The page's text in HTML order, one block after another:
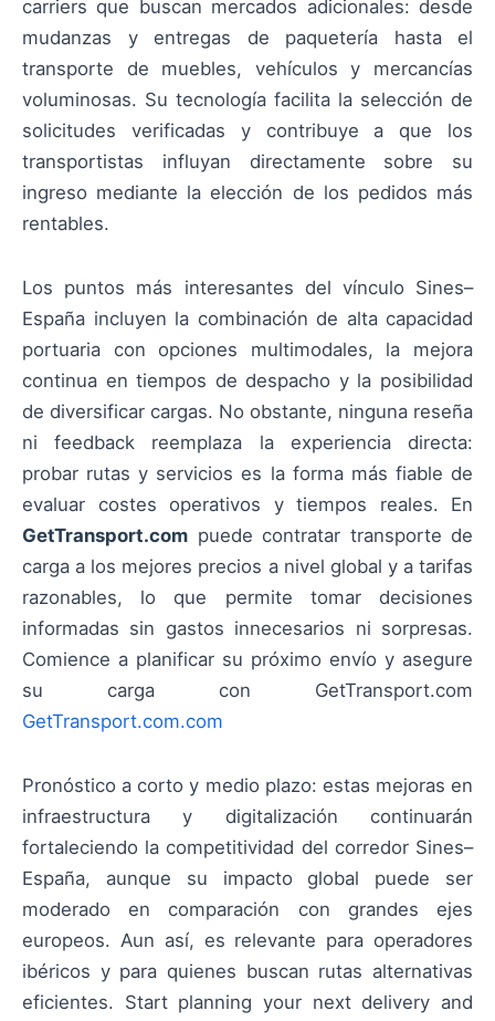
carriers que buscan mercados adicionales: desde
mudanzas y entregas de paquetería hasta el
transporte de muebles, vehículos y mercancías
voluminosas. Su tecnología facilita la selección de
solicitudes verificadas y contribuye a que los
transportistas influyan directamente sobre su
ingreso mediante la elección de los pedidos más
rentables.
Los puntos más interesantes del vínculo Sines–
España incluyen la combinación de alta capacidad
portuaria con opciones multimodales, la mejora
continua en tiempos de despacho y la posibilidad
de diversificar cargas. No obstante, ninguna reseña
ni feedback reemplaza la experiencia directa:
probar rutas y servicios es la forma más fiable de
evaluar costes operativos y tiempos reales. En
GetTransport.com puede contratar transporte de
carga a los mejores precios a nivel global y a tarifas
razonables, lo que permite tomar decisiones
informadas sin gastos innecesarios ni sorpresas.
Comience a planificar su próximo envío y asegure
su carga con GetTransport.com
GetTransport.com.com
Pronóstico a corto y medio plazo: estas mejoras en
infraestructura y digitalización continuarán
fortaleciendo la competitividad del corredor Sines–
España, aunque su impacto global puede ser
moderado en comparación con grandes ejes
europeos. Aun así, es relevante para operadores
ibéricos y para quienes buscan rutas alternativas
eficientes. Start planning your next delivery and